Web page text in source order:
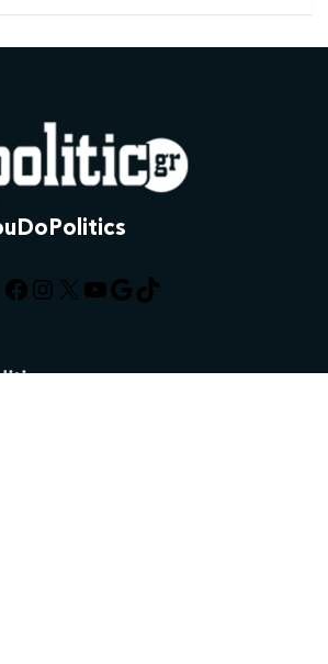
Facebook
Instagram
X YouTube
Google
TikTok